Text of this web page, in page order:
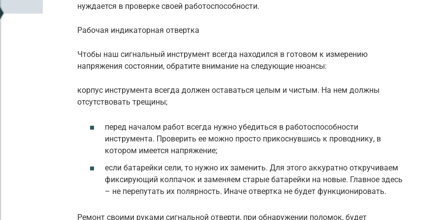
нуждается в проверке своей работоспособности.
Рабочая индикаторная отвертка
Чтобы наш сигнальный инструмент всегда находился в готовом к измерению
напряжения состоянии, обратите внимание на следующие нюансы:
корпус инструмента всегда должен оставаться целым и чистым. На нем должны
отсутствовать трещины;
перед началом работ всегда нужно убедиться в работоспособности
инструмента. Проверить ее можно просто прикоснувшись к проводнику, в
котором имеется напряжение;
если батарейки сели, то нужно их заменить. Для этого аккуратно откручиваем
фиксирующий колпачок и заменяем старые батарейки на новые. Главное здесь
– не перепутать их полярность. Иначе отвертка не будет функционировать.
Ремонт своими руками сигнальной отверти, при обнаружении поломок, будет